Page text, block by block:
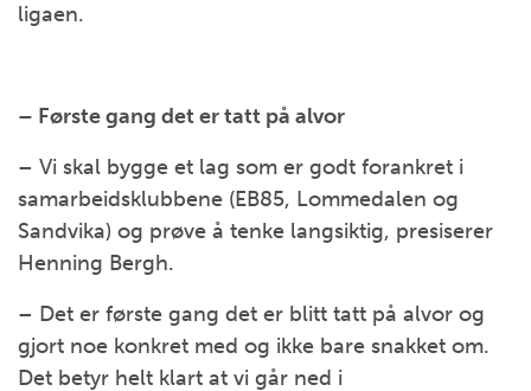
ligaen.
– Første gang det er tatt på alvor
– Vi skal bygge et lag som er godt forankret i
samarbeidsklubbene (EB85, Lommedalen og
Sandvika) og prøve å tenke langsiktig, presiserer
Henning Bergh.
– Det er første gang det er blitt tatt på alvor og
gjort noe konkret med og ikke bare snakket om.
Det betyr helt klart at vi går ned i